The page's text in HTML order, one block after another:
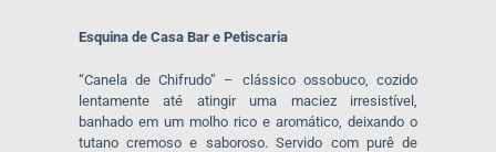
Esquina de Casa Bar e Petiscaria
“Canela de Chifrudo” – clássico ossobuco, cozido
lentamente até atingir uma maciez irresistível,
banhado em um molho rico e aromático, deixando o
tutano cremoso e saboroso. Servido com purê de